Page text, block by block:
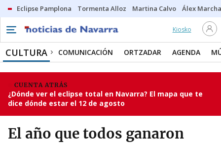
Eclipse Pamplona Tormenta Alloz Martina Calvo Álex
Kiosko
CULTURA COMUNICACIÓN ORTZADAR AGENDA
CUENTA ATRÁS
¿Dónde ver el eclipse total en Navarra? El mapa que te
dice dónde estar el 12 de agosto
El año que todos ganaron